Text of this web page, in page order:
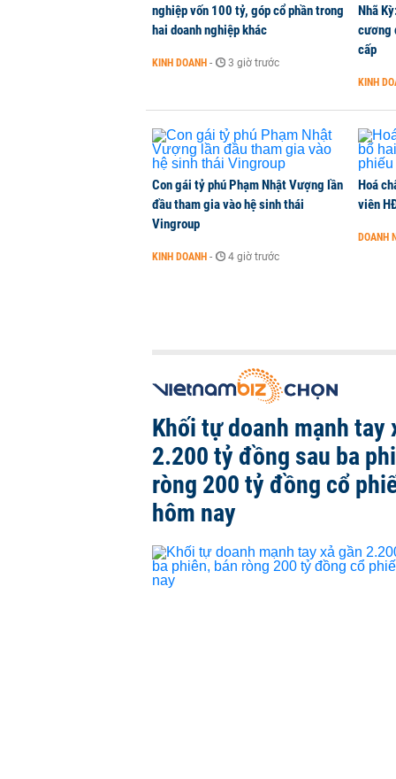
nghiệp vốn 100 tỷ, góp cổ phần trong
hai doanh nghiệp khác
KINH DOANH - 3 giờ trước
Nhã
cương
cấp
KINH
Con gái tỷ phú Phạm Nhật Vượng lần
đầu tham gia vào hệ sinh thái
Vingroup
KINH DOANH - 4 giờ trước
Hoá
viên
DOANH
Khối tự doanh mạnh tay
2.200 tỷ đồng sau ba
ròng 200 tỷ đồng cổ
hôm nay